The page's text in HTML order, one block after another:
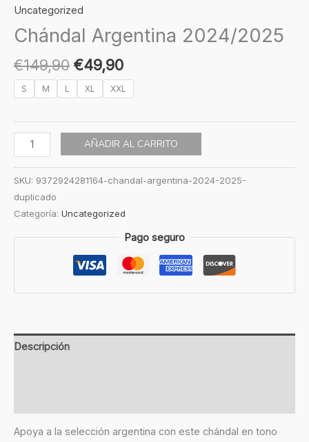
Uncategorized
Chándal Argentina 2024/2025
€149,90 €49,90
S M L XL XXL
AÑADIR AL CARRITO
SKU: 9372924281164-chandal-argentina-2024-2025-
duplicado
Categoría: Uncategorized
Pago seguro
Descripción
Apoya a la selección argentina con este chándal en tono